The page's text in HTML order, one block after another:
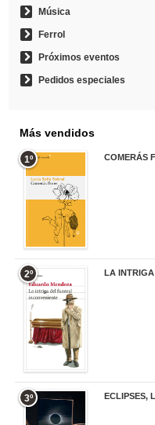
Música
Ferrol
Próximos eventos
Pedidos especiales
Más vendidos
1º COMERÁS
2º LA
3º ECLIPSES,